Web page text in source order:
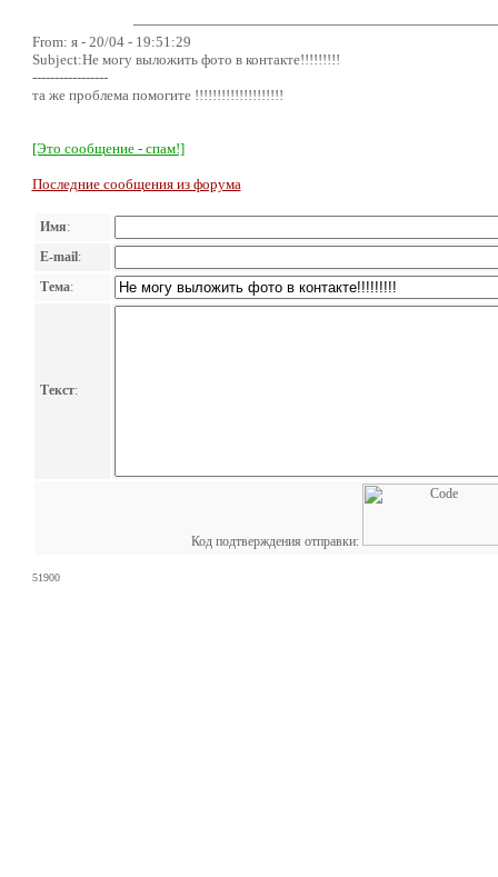
From: я - 20/04 - 19:51:29
Subject:Не могу выложить фото в контакте!!!!!!!!!
-----------------
та же проблема помогите !!!!!!!!!!!!!!!!!!!!
[Это сообщение - спам!]
Последние сообщения из форума
Имя:
E-mail:
Тема:
Текст:
Код подтверждения отправки:
51900